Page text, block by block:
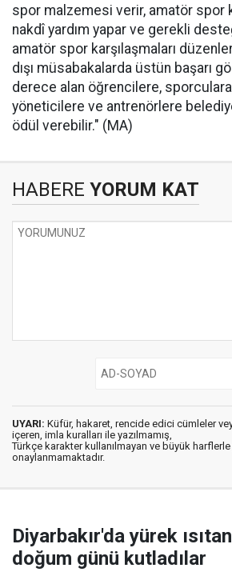
spor malzemesi verir, amatör spor
nakdî yardım yapar ve gerekli
amatör spor karşılaşmaları
dışı müsabakalarda üstün başarı
derece alan öğrencilere,
yöneticilere ve antrenörlere
ödül verebilir." (MA)
HABERE YORUM KAT
UYARI: Küfür, hakaret, rencide edici cümleler
içeren, imla kuralları ile yazılmamış,
Türkçe karakter kullanılmayan ve büyük harflerle
onaylanmamaktadır.
Diyarbakır'da yürek
doğum günü kutladılar